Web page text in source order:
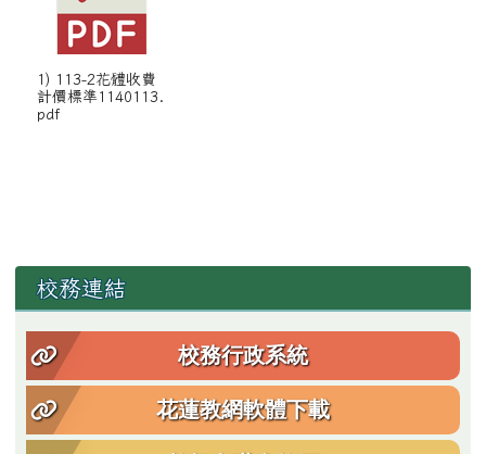
1) 113-2花體收費
計價標準1140113.
pdf
左邊區域內容
校務連結
校務行政系統
花蓮教網軟體下載